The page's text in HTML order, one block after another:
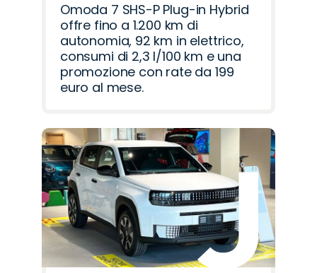
Omoda 7 SHS-P Plug-in Hybrid
offre fino a 1.200 km di
autonomia, 92 km in elettrico,
consumi di 2,3 l/100 km e una
promozione con rate da 199
euro al mese.